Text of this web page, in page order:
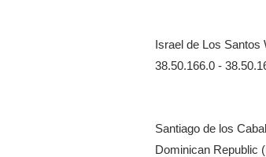
Israel de Los Santos
38.50.166.0 -
Santiago de los
Dominican Republic